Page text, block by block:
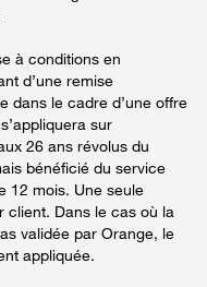
à conditions en
d’une remise
dans le cadre d’une offre
sur
26 ans révolus du
bénéficié du service
12 mois. Une seule
client. Dans le cas où la
validée par Orange, le
appliquée.